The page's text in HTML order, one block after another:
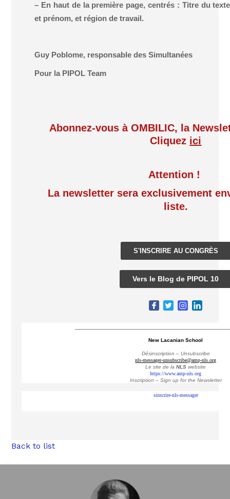
– En haut de la première page, centrés : Titre du
et prénom, et région de travail.
Guy Poblome, responsable des Simultanées
Pour la PIPOL Team
Abonnez-vous à OMBILIC, la
Cliquez ici
Attention !
La newsletter sera exclusivement
liste.
S'INSCRIRE AU CONGRÈS
Vers le Blog de PIPOL 10
New Lacanian School
Désinscription – Unsubscribe
nls-messager-unsubscribe@amp-nls.org
Le site de laNLS website
https://www.amp-nls.org
Inscription – Sign up for the Newsletter
sinscrire-nls-messager
Back to list